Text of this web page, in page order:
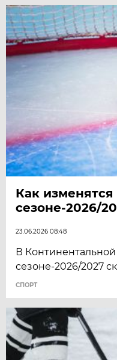
Как
сезоне-2026/
23.06.2026 08:48
В
сезоне-2026/2027
СПОРТ